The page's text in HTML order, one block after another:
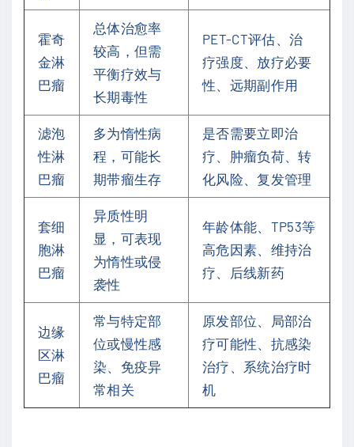
霍奇
金淋
巴瘤
总体治愈率
较高，但需
平衡疗效与
长期毒性
PET-CT评估、治
疗强度、放疗必要
性、远期副作用
滤泡
性淋
巴瘤
多为惰性病
程，可能长
期带瘤生存
是否需要立即治
疗、肿瘤负荷、转
化风险、复发管理
套细
胞淋
巴瘤
异质性明
显，可表现
为惰性或侵
袭性
年龄体能、TP53等
高危因素、维持治
疗、后线新药
边缘
区淋
巴瘤
常与特定部
位或慢性感
染、免疫异
常相关
原发部位、局部治
疗可能性、抗感染
治疗、系统治疗时
机